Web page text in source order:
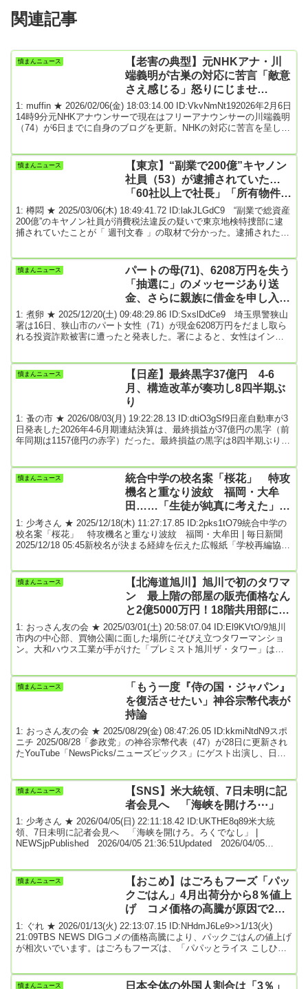
関連記事
憤まんニュース
【老害の典型】元NHKアナ・川
端義明が古巣の対応に苦言「敵意
さえ感じる」怒りにじませ
「NHKには二度と行かない…先
輩に対しあまりにも失礼」
wwwwwwwww
1: muffin ★ 2026/02/06(金) 18:03:14.00 ID:VkvNmNt192026年2月6日
14時9分元NHKアナウンサーで現在はフリーアナウンサーの川端義明
（74）が6日までに自身のブログを更新。NHKの対応に苦言を呈し
い職場、アナウンス室に入れたのだが、この日はアナウンス室に入
れてくれなくて、外部の客扱いで応接室に通された」と、NHK放送
憤まんニュース
【東京】“副業で200億”キヤノン
社員（53）が逮捕されていた…
「60社以上で社長」「所有物件
100超え」大規模すぎる副業の実
態
1: 樽悶 ★ 2025/03/06(木) 18:49:41.72 ID:lakJLGdC9 “副業で総資産
200億”のキヤノン社員が消費税法違反の疑いで東京地検特捜部に逮
捕されていたことが「 週刊文春 」の取材で分かった。逮捕されたの
うとしたとして逮捕されました。計7つの会社を使い、金の売買や賃
貸用の物件取得など架空の売買を装っていたと見られています。テ
憤まんニュース
パートの母(71)、6208万円を失う
「抽選に」のメッセージあり送
金、さらに親族に借金を申し入
れ… 「警察に相談を」と助言さ
れ発覚
1: 煮卵 ★ 2025/12/20(土) 09:48:29.86 ID:SxslDdCe9 埼玉県警狭山
署は16日、狭山市のパート女性（71）が現金6208万円をだまし取ら
れる投資詐欺被害に遭ったと発表した。署によると、女性はインタ
や入出金ができる」「IPOの抽選に当選すれば、ほぼ利益が確定す
る」などとメッセージを受け取った。信じた女性は21回にわたり、
憤まんニュース
【日産】最終黒字37億円 4-6
月、構造改革が奏功し8四半期ぶ
り
1: 蚤の市 ★ 2026/08/03(月) 19:22:28.13 ID:dtiO3gSf9日産自動車が3
日発表した2026年4-6月期連結決算は、最終損益が37億円の黒字（前
年同期は1157億円の赤字）だった。最終損益の黒字は8四半期ぶり。
36億円の赤字）より改善した。売上高は10%増の2兆9642億円で、営
業損益は778億円の黒字（前年同期は791億円の赤字）だった。...
憤まんニュース
統合中学の校名案「桜花」 特攻
機名と重なり波紋 福岡・大牟
田……「生徒が純真に考えた」と
賛成意見も市民団体などが疑問の
声 ★2
1: 少考さん ★ 2025/12/18(木) 11:27:17.85 ID:2pks1tO79統合中学の
校名案「桜花」 特攻機名と重なり波紋 福岡・大牟田 | 毎日新聞
2025/12/18 05:45新校名が決まる経緯を伝えた広報紙「学校再編協議
「桜花（おうか）」と決まった。しかし、市民団体などから「桜花
は太平洋戦争中の特攻機名」として校名案に疑問の声が上がっ...
憤まんニュース
【北海道旭川】旭川で初のタワマ
ン 最上階の部屋の販売価格なん
と2億5000万円！18階共用部には
市内一望できるラウンジも
1: おっさん友の会 ★ 2025/03/01(土) 20:58:07.04 ID:El9KVtO/9旭川
市内の中心部、買物公園に面した場所にそびえ立つタワーマンショ
ン。大和ハウス工業が手がけた「プレミスト旭川ザ・タワー」は高
の共用部には市内を一望できるスカイビューラウンジが設けられ、
「旭川家具」でコーディネートされたホテルのような空間が広がっ
ています。総戸数は１５１戸で、２８...
憤まんニュース
「もう一度『侍の国・ジャパン』
を復活させたい」神谷宗幣代表が
持論
1: おっさん友の会 ★ 2025/08/29(金) 08:47:26.05 ID:kkmiNtdN9スポ
ニチ 2025/08/28「参政党」の神谷宗幣代表（47）が28日に更新され
たYouTube「NewsPicks/ニューズピックス」にゲスト出演し、日本
である”と一言で伝えようと思ったら、どんな言葉を選びますか?」と
いう質問が寄せられた。これに神谷氏は「そうですね。日本は...
憤まんニュース
【SNS】米大統領、7日未明に記
者会見へ 「海峡を開けろ⋯」
1: 少考さん ★ 2026/04/05(日) 22:11:18.42 ID:UKTHE8q89米大統
領、7日未明に記者会見へ 「海峡を開けろ。ろくでなし」 |
NEWSjpPublished 2026/04/05 21:36:51Updated 2026/04/05
ランプ米大統領は5日、交流サイト（SNS）で、イラン情勢を巡り、
6日午後1時（日本時間7日午前2時）...
憤まんニュース
【おこめ】はごろもフーズ「パッ
クごはん」4月出荷分から8％値上
げ コメ価格の高騰が原因で2年
連続値上げを決定
1: ぐれ ★ 2026/01/13(火) 22:13:07.15 ID:NHdmJ6Le9>>1/13(火)
21:09TBS NEWS DIGコメの価格高騰により、パックごはんの値上げ
が相次いでいます。はごろもフーズは、「パパッとライス こしひか
ライス やんわかごはんこしひかり」の200グラムは、税抜き262円か
憤まんニュース 日本全体の外国人割合は「3％」